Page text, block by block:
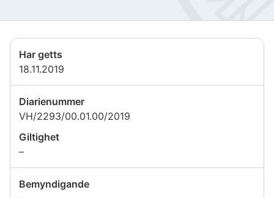
Har getts
18.11.2019
Diarienummer
VH/2293/00.01.00/2019
Giltighet
–Uppgiften
är
inte
Bemyndigande